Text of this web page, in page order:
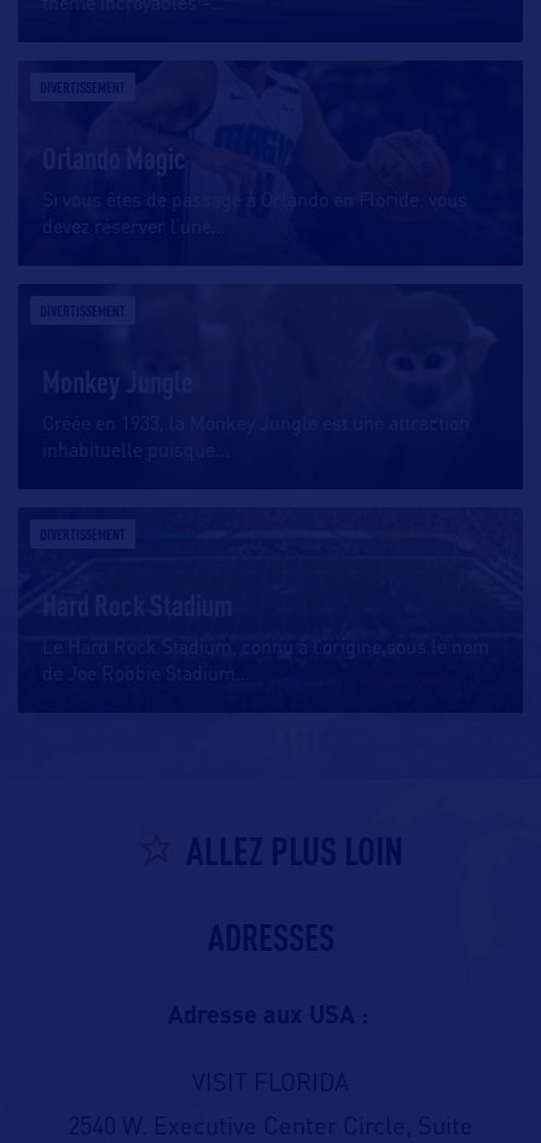
DIVERTISSEMENT
Orlando Magic
Si vous êtes de passage à Orlando en Floride, vous
devez réserver l’une
DIVERTISSEMENT
Monkey Jungle
Créée en 1933, la Monkey Jungle est une attraction
inhabituelle puisque
DIVERTISSEMENT
de Joe Robbie Stadium
ALLEZ PLUS LOIN
ADRESSES
Adresse aux USA :
VISIT FLORIDA
2540 W. Executive Center Circle, Suite